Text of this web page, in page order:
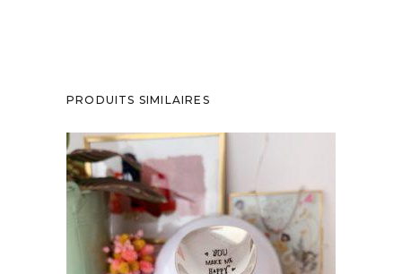
PRODUITS SIMILAIRES
CUILLÈRE À DESSERT GRAVÉE VINTAGE :
YOU MAKE ME HAPPY
35,00€